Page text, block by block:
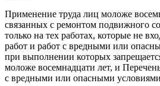
Применение труда лиц моложе
связанных с ремонтом подвижного
только на тех работах, которые не
работ и работ с вредными или
при выполнении которых
моложе восемнадцати лет, и
с вредными или опасными